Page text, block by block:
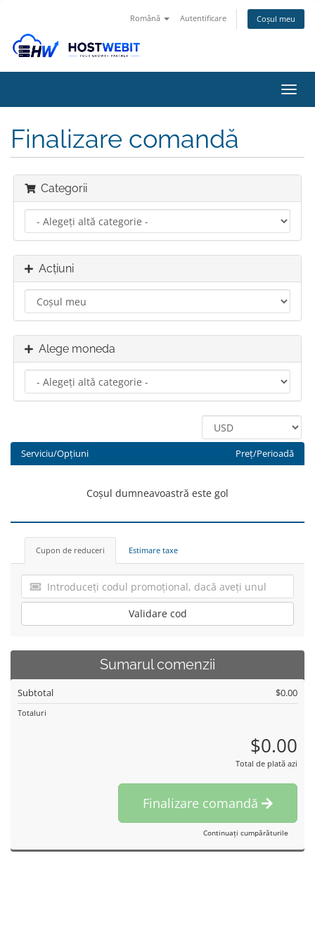
Română Autentificare Coșul meu
Finalizare comandă
Categorii
Acțiuni
Alege moneda
Serviciu/Opțiuni Preț/Perioadă
Coșul dumneavoastră este gol
Cupon de reduceri Estimare taxe
Validare cod
Sumarul comenzii
Subtotal $0.00
Totaluri
$0.00
Total de plată azi
Finalizare comandă
Continuați cumpărăturile